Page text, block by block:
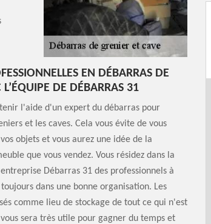
EN DÉBARRAS DE
DE DÉBARRAS 31
l'aide d'un expert du débarras pour
et les caves. Cela vous évite de vous
objets et vous aurez une idée de la
que vous vendez. Vous résidez dans la
Débarras 31 des professionnels à
dans une bonne organisation. Les
comme lieu de stockage de tout ce qui n'est
sera très utile pour gagner du temps et